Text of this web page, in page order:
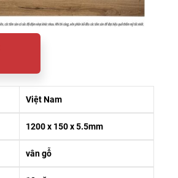
Việt Nam
1200 x 150 x 5.5mm
vân gỗ